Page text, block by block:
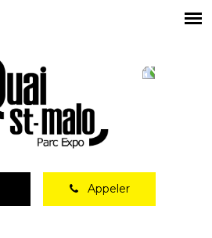
Appeler